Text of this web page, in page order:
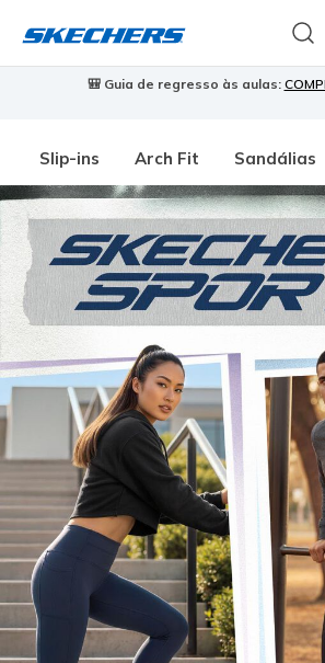
🎒 Guia de regresso às aulas:
Slip-ins Arch Fit Sandálias